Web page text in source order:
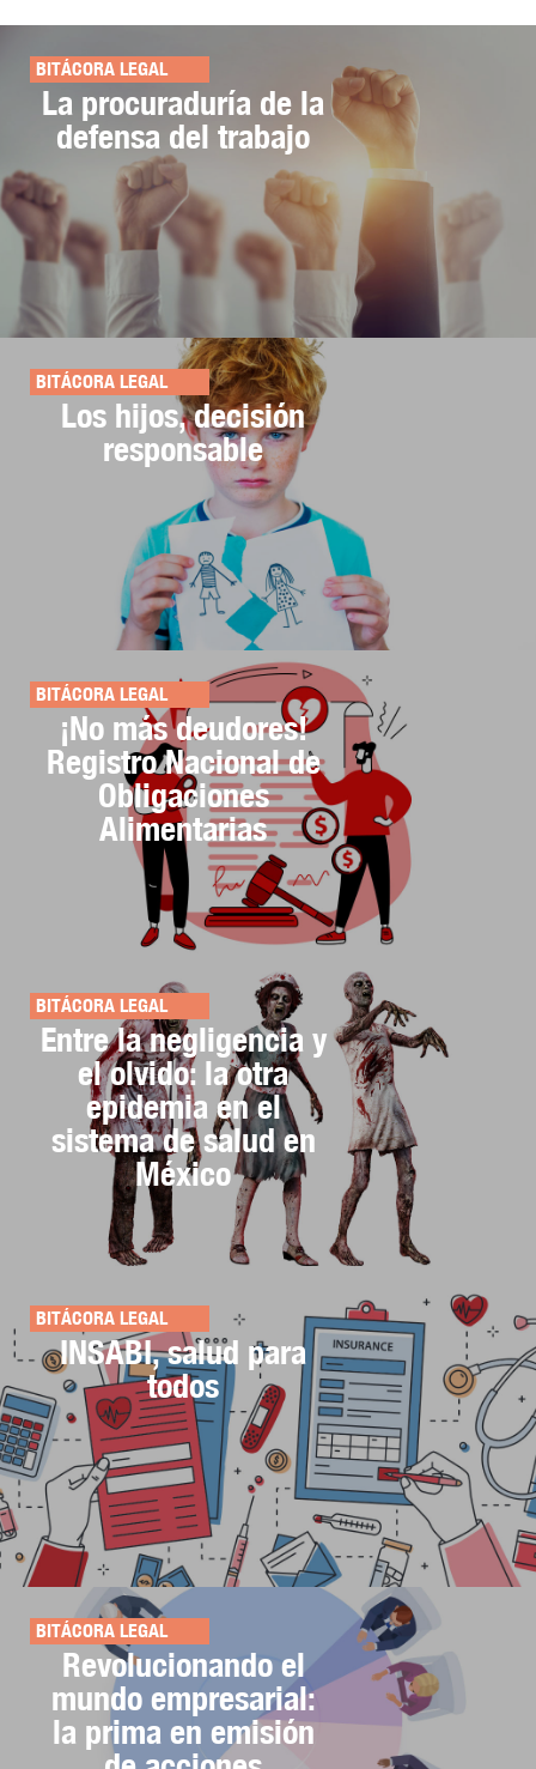
BITÁCORA LEGAL
La procuraduría de la
defensa del trabajo
BITÁCORA LEGAL
Los hijos, decisión
responsable
BITÁCORA LEGAL
¡No más deudores!
Registro Nacional de
Obligaciones
Alimentarias
BITÁCORA LEGAL
Entre la negligencia y
el olvido: la otra
epidemia en el
sistema de salud en
México
BITÁCORA LEGAL
INSABI, salud para
todos
BITÁCORA LEGAL
Revolucionando el
mundo empresarial:
la prima en emisión